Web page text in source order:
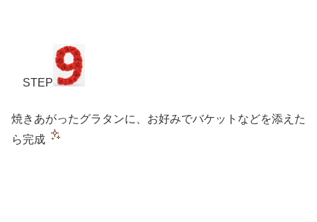
STEP
焼きあがったグラタンに、お好みでバケットなどを添えた
ら完成